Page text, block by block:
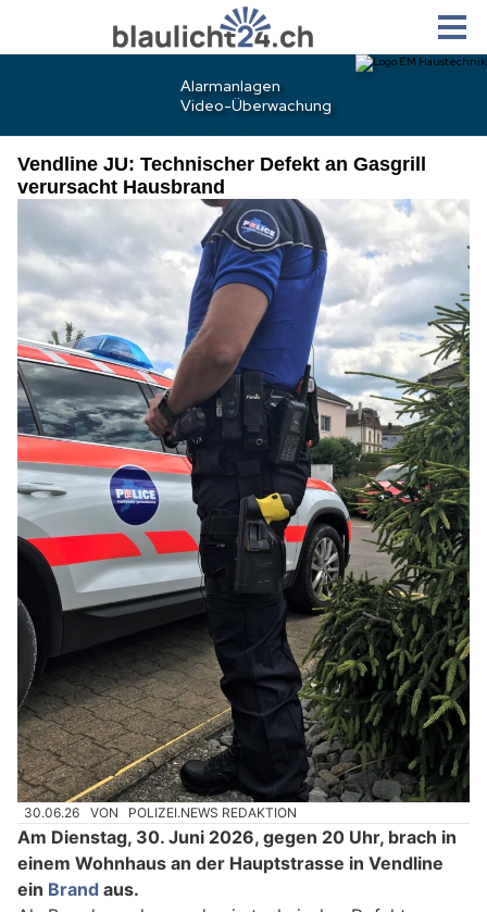
Vendline JU: Technischer Defekt an Gasgrill
verursacht Hausbrand
30.06.26 VON POLIZEI.NEWS REDAKTION
Am Dienstag, 30. Juni 2026, gegen 20 Uhr, brach in
einem Wohnhaus an der Hauptstrasse in Vendline
ein Brand aus.